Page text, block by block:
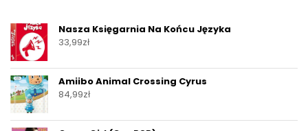
Nasza Księgarnia Na Końcu Języka
33,99zł
Amiibo Animal Crossing Cyrus
84,99zł